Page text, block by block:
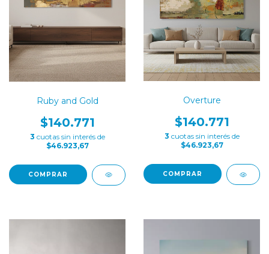
Ruby and Gold
$140.771
3 cuotas sin interés de
$46.923,67
COMPRAR
Overture
$140.771
3 cuotas sin interés de
$46.923,67
COMPRAR